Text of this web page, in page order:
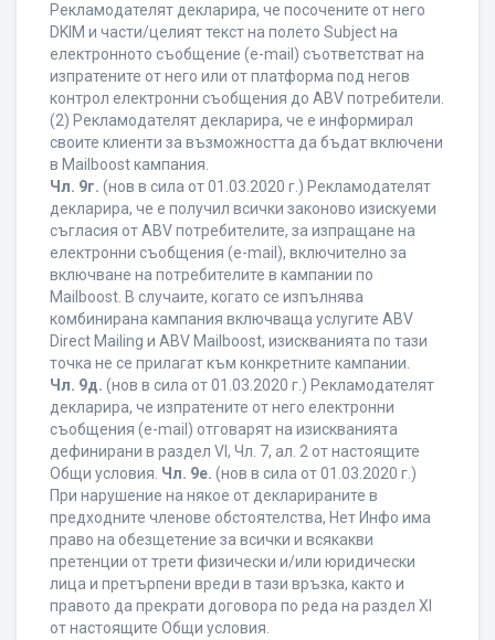
Рекламодателят декларира, че посочените от него
DKIM и части/целият текст на полето Subject на
електронното съобщение (e-mail) съответстват на
изпратените от него или от платформа под негов
контрол електронни съобщения до ABV потребители.
(2) Рекламодателят декларира, че е информирал
своите клиенти за възможността да бъдат включени
в Mailboost кампания.
Чл. 9г. (нов в сила от 01.03.2020 г.) Рекламодателят
декларира, че е получил всички законово изискуеми
съгласия от ABV потребителите, за изпращане на
електронни съобщения (e-mail), включително за
включване на потребителите в кампании по
Mailboost. В случаите, когато се изпълнява
комбинирана кампания включваща услугите ABV
Direct Mailing и ABV Mailboost, изискванията по тази
точка не се прилагат към конкретните кампании.
Чл. 9д. (нов в сила от 01.03.2020 г.) Рекламодателят
декларира, че изпратените от него електронни
съобщения (e-mail) отговарят на изискванията
дефинирани в раздел VI, Чл. 7, ал. 2 от настоящите
Общи условия. Чл. 9е. (нов в сила от 01.03.2020 г.)
При нарушение на някое от декларираните в
предходните членове обстоятелства, Нет Инфо има
право на обезщетение за всички и всякакви
претенции от трети физически и/или юридически
лица и претърпени вреди в тази връзка, както и
правото да прекрати договора по реда на раздел XI
от настоящите Общи условия.